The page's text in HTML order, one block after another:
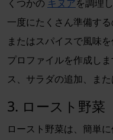
くつかの キヌアを調理
一度にたくさん準備す
またはスパイスで風味
プロファイルを作成し
ス、サラダの追加、ま
3. ロースト野菜
ロースト野菜は、簡単